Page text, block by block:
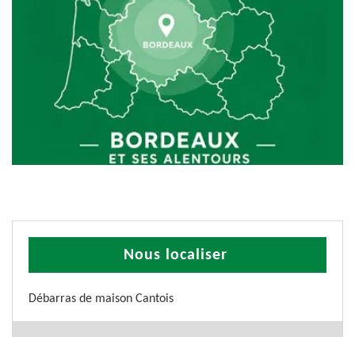
Nous localiser
Débarras de maison Cantois